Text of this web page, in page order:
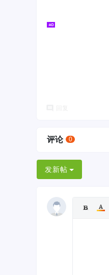
评论 0
发新帖